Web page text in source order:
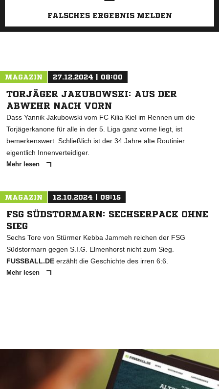
FALSCHES ERGEBNIS MELDEN
MAGAZIN 27.12.2024 | 08:00
TORJÄGER JAKUBOWSKI: AUS DER
ABWEHR NACH VORN
Dass Yannik Jakubowski vom FC Kilia Kiel im Rennen um die
Torjägerkanone für alle in der 5. Liga ganz vorne liegt, ist
bemerkenswert. Schließlich ist der 34 Jahre alte Routinier
eigentlich Innenverteidiger.
Mehr lesen
MAGAZIN 12.10.2024 | 09:15
FSG SÜDSTORMARN: SECHSERPACK OHNE
SIEG
Sechs Tore von Stürmer Kebba Jammeh reichen der FSG
Südstormarn gegen S.I.G. Elmenhorst nicht zum Sieg.
FUSSBALL.DE erzählt die Geschichte des irren 6:6.
Mehr lesen